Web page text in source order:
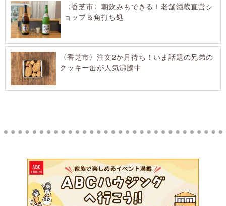
〈香芝市〉朝飲みもできる！老舗酒蔵直営シ
ョップ＆角打ち処
〈香芝市〉注文2か月待ち！いま話題の兄弟の
クッキー缶が人気沸騰中